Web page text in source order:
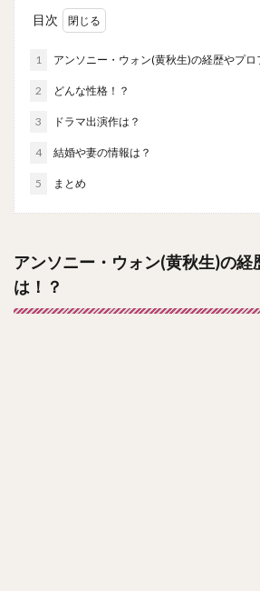
目次
1 アンソニー・ウォン(黄秋生)の経歴やプロ
2 どんな性格！？
3 ドラマ出演作は？
4 結婚や妻の情報は？
5 まとめ
アンソニー・ウォン(黄秋生)の経
は！？